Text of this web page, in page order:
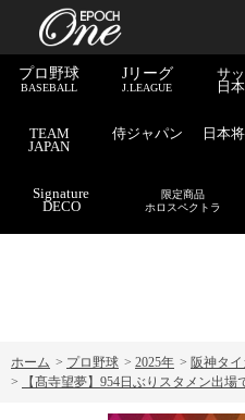
プロ野球
BASEBALL
Jリーグ
J.LEAGUE
サ
日
TEAM
JAPAN
侍ジャパン 日本
Signature
DECO
限定商品
ホロスペクトラ
ホーム > プロ野球 > 2025年 > 阪神タ
>
【髙寺望夢】954日ぶりスタメン出場